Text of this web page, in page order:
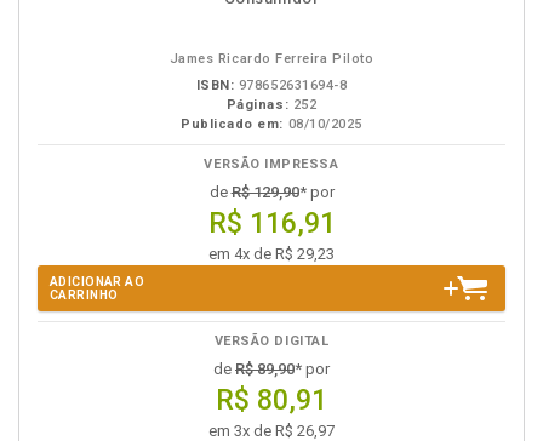
James Ricardo Ferreira Piloto
ISBN: 978652631694-8
Páginas: 252
Publicado em: 08/10/2025
VERSÃO IMPRESSA
deR$ 129,90* por
R$ 116,91
em 4x de R$ 29,23
ADICIONAR AO
CARRINHO
VERSÃO DIGITAL
de R$ 89,90* por
R$ 80,91
em 3x de R$ 26,97